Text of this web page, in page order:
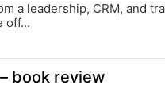
a leadership, CRM, and
off...
book review